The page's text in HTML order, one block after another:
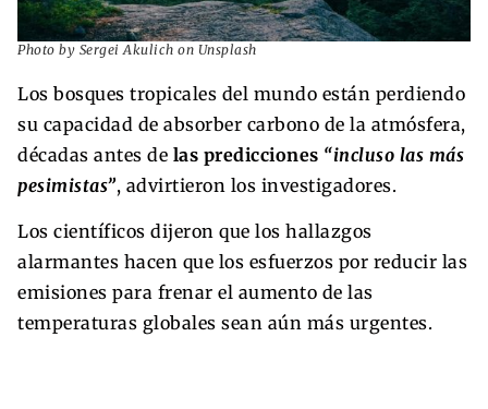
Photo by Sergei Akulich on Unsplash
Los bosques tropicales del mundo están perdiendo
su capacidad de absorber carbono de la atmósfera,
décadas antes de las predicciones “incluso las más
pesimistas”, advirtieron los investigadores.
Los científicos dijeron que los hallazgos
alarmantes hacen que los esfuerzos por reducir las
emisiones para frenar el aumento de las
temperaturas globales sean aún más urgentes.